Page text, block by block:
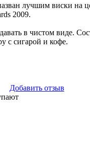
лучшим виски на
2009.
в чистом виде.
с сигарой и кофе.
Добавить отзыв